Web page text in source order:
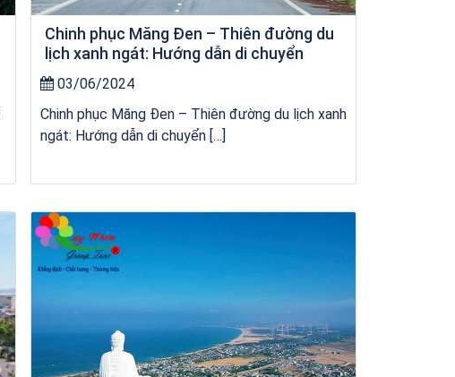
Chinh phục Măng Đen – Thiên đường du
lịch xanh ngát: Hướng dẫn di chuyển
03/06/2024
Chinh phục Măng Đen – Thiên đường du lịch xanh
ngát: Hướng dẫn di chuyển […]